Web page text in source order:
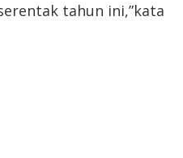
tahun ini,”kata